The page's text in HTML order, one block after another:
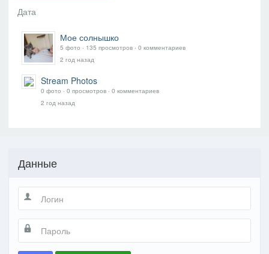
Мое солнышко
5 фото ‧ 135 просмотров ‧ 0 комментариев
2 год назад
Stream Photos
0 фото ‧ 0 просмотров ‧ 0 комментариев
2 год назад
Данные